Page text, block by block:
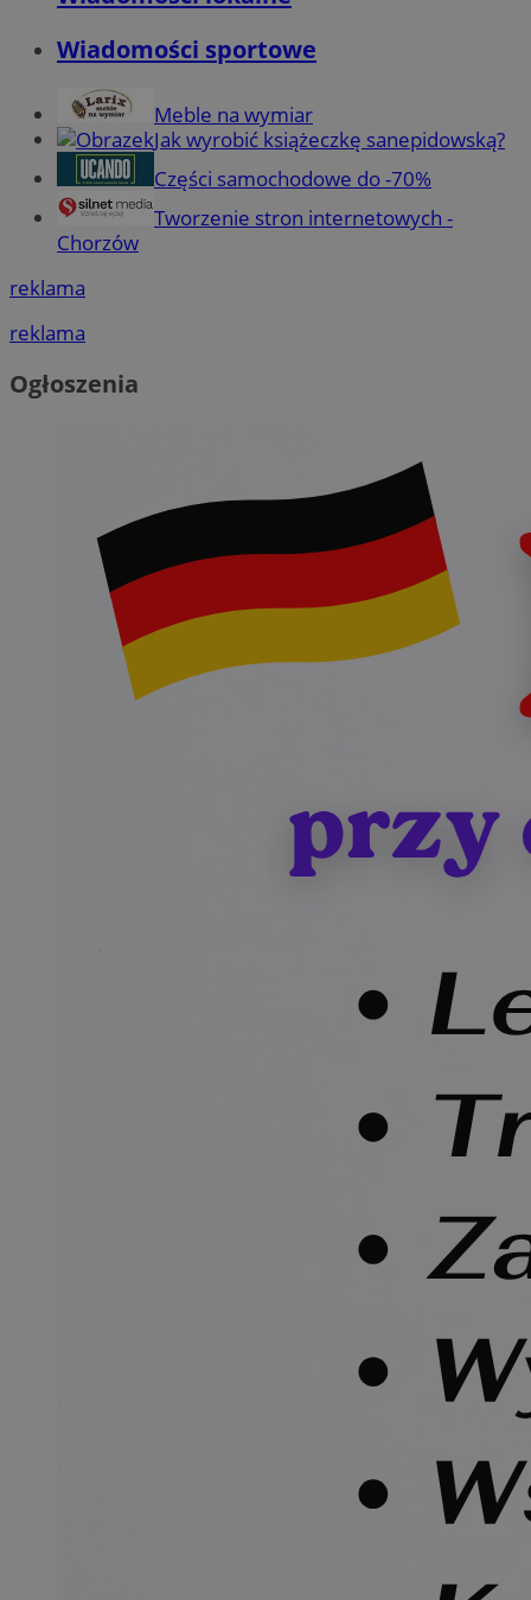
Wiadomości sportowe
Meble na wymiar
Jak wyrobić książeczkę sanepidowską?
Części samochodowe do -70%
Tworzenie stron internetowych -
Chorzów
reklama
reklama
Ogłoszenia